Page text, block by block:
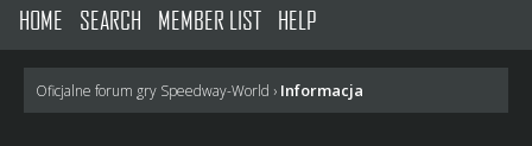
HOME SEARCH MEMBER LIST HELP
Oficjalne forum gry Speedway-World › Informacja